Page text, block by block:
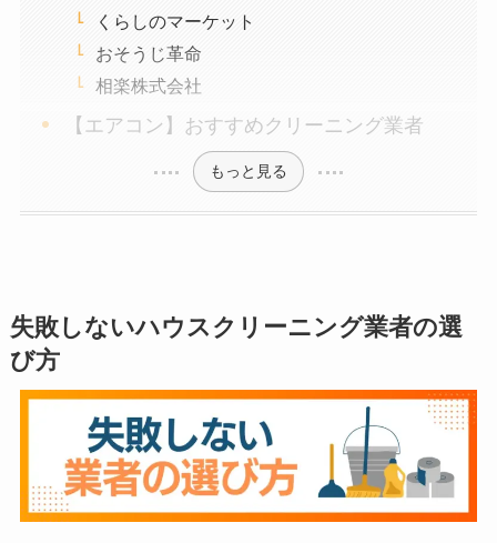
くらしのマーケット
おそうじ革命
相楽株式会社
【エアコン】おすすめクリーニング業者
もっと見る
失敗しないハウスクリーニング業者の選
び方